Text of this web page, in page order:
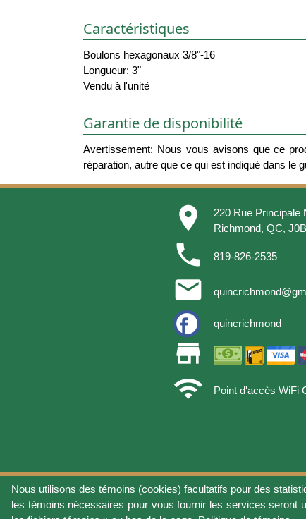
Nous utilisons des témoins (cookies) facultatifs pour des
les témoins nécessaires pour vous fournir les services seront
Caractéristiques
Boulons hexagonaux 3/8"-16
Longueur: 3"
Vendu à l'unité
Garantie de disponibilité
Avertissement: Nous vous avisons que ce
réparation, autre que ce qui est indiqué dans le
place
220 Rue Principale
Richmond, QC,
phone 819-826-2535
email
quincrichmond
store
wifi
Point d'accès WiFi
Conditions